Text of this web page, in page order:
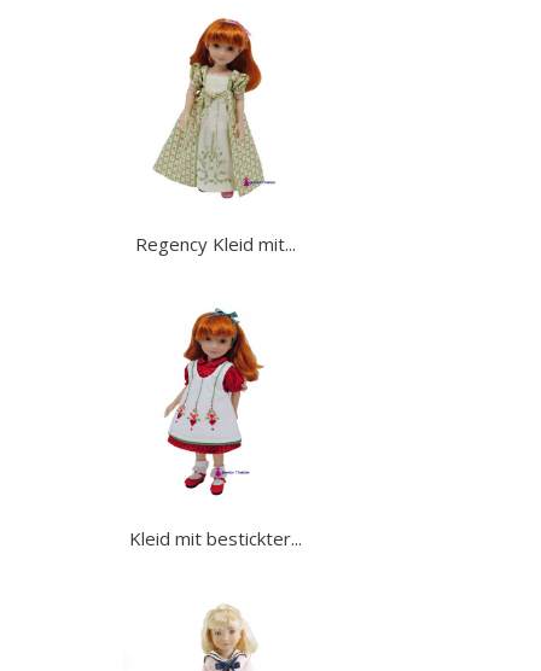
Regency Kleid mit...
Kleid mit bestickter...